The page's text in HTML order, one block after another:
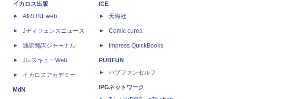
イカロス出版
AIRLINEweb
Jディフェンスニュース
通訳翻訳ジャーナル
JレスキューWeb
イカロスアカデミー
MdN
ICE
天海社
Comic curea
impress QuickBooks
PUBFUN
パブファンセルフ
IPGネットワーク